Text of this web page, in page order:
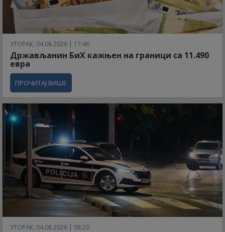
УТОРАК, 04.08.2026 | 17:46
Држављанин БиХ кажњен на граници са 11.490
евра
ПРОЧИТАЈ ВИШЕ
УТОРАК, 04.08.2026 | 08:20